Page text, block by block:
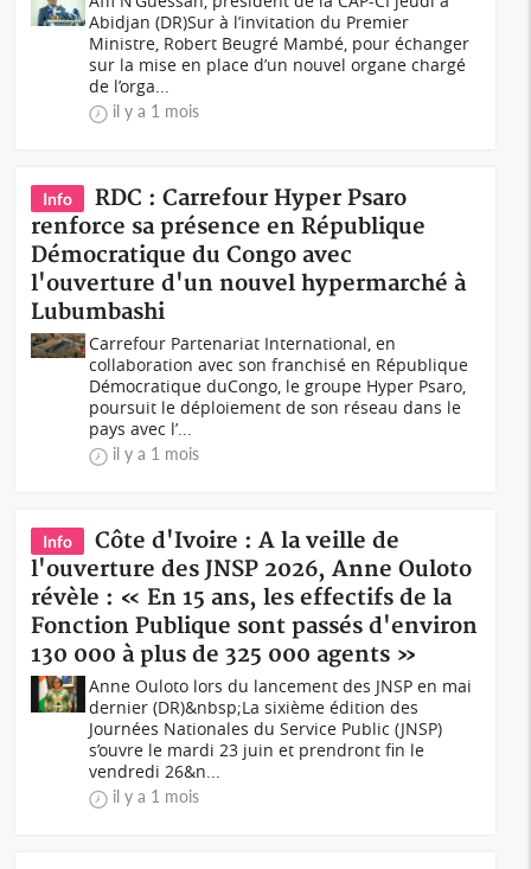
Abidjan (DR)Sur à l’invitation du Premier
Ministre, Robert Beugré Mambé, pour échanger
sur la mise en place d’un nouvel organe chargé
de l’orga...
il y a 1 mois
Info
RDC : Carrefour Hyper Psaro
renforce sa présence en République
Démocratique du Congo avec
l'ouverture d'un nouvel hypermarché à
Lubumbashi
Carrefour Partenariat International, en
collaboration avec son franchisé en République
Démocratique duCongo, le groupe Hyper Psaro,
poursuit le déploiement de son réseau dans le
pays avec l’...
il y a 1 mois
Info
Côte d'Ivoire : A la veille de
l'ouverture des JNSP 2026, Anne Ouloto
révèle : « En 15 ans, les effectifs de la
Fonction Publique sont passés d'environ
130 000 à plus de 325 000 agents »
Anne Ouloto lors du lancement des JNSP en mai
dernier (DR)&nbsp;La sixième édition des
Journées Nationales du Service Public (JNSP)
s’ouvre le mardi 23 juin et prendront fin le
vendredi 26&n...
il y a 1 mois